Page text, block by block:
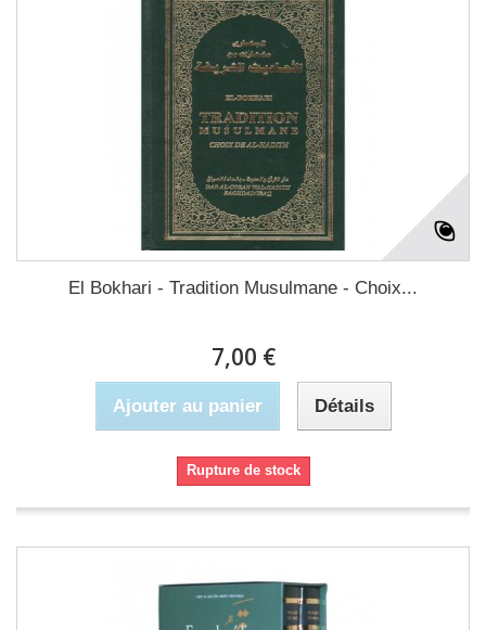
El Bokhari - Tradition Musulmane - Choix...
7,00 €
Ajouter au panier Détails
Rupture de stock